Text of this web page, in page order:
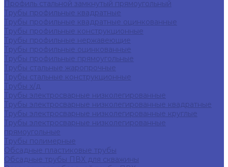
Профиль стальной замкнутый прямоугольный
Трубы профильные квадратные
Трубы профильные квадратные оцинкованные
Трубы профильные конструкционные
Трубы профильные нержавеющие
Трубы профильные оцинкованные
Трубы профильные прямоугольные
Трубы стальные жаропрочные
Трубы стальные конструкционные
Трубы х/д
Трубы электросварные низколегированные
Трубы электросварные низколегированные квадратные
Трубы электросварные низколегированные круглые
Трубы электросварные низколегированные
прямоугольные
Трубы полимерные
Обсадные пластиковые трубы
Обсадные трубы ПВХ для скважины